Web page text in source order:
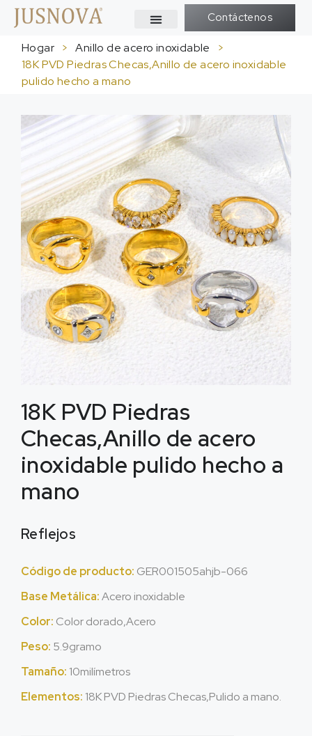
Contáctenos
Hogar > Anillo de acero inoxidable
>
18K PVD Piedras Checas,Anillo de acero inoxidable
pulido hecho a mano
18K PVD Piedras
Checas,Anillo de acero
inoxidable pulido hecho a
mano
Reflejos
Código de producto: GER001505ahjb-066
Base Metálica:Acero inoxidable
Color: Color dorado,Acero
Peso: 5.9gramo
Tamaño: 10milímetros
Elementos: 18K PVD Piedras Checas,Pulido a mano.